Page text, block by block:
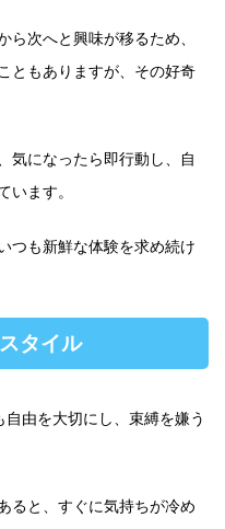
次へと興味が移るため、
ともありますが、その好奇
気になったら即行動し、自
います。
つも新鮮な体験を求め続け
タイル
由を大切にし、束縛を嫌う
ると、すぐに気持ちが冷め